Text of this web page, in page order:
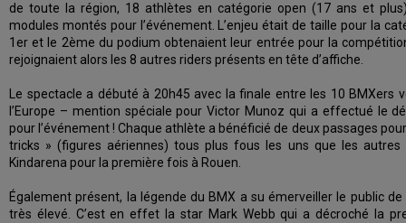
de toute la région, 18 athlètes en catégorie open (17 ans et
modules montés pour l’événement. L’enjeu était de taille pour la
1er et le 2ème du podium obtenaient leur entrée pour la
rejoignaient alors les 8 autres riders présents en tête d’affiche.
Le spectacle a débuté à 20h45 avec la finale entre les 10 BMXers
l’Europe – mention spéciale pour Victor Munoz qui a effectué le
pour l’événement ! Chaque athlète a bénéficié de deux passages
tricks » (figures aériennes) tous plus fous les uns que les autres
Kindarena pour la première fois à Rouen.
Également présent, la légende du BMX a su émerveiller le public
très élevé. C’est en effet la star Mark Webb qui a décroché la